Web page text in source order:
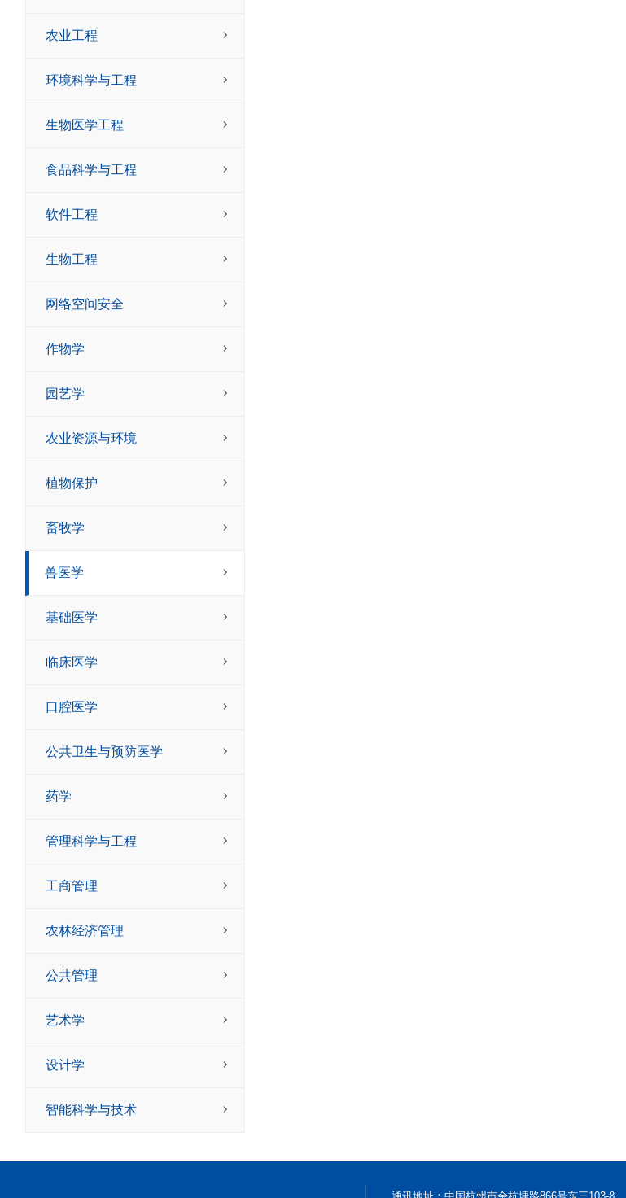
农业工程
环境科学与工程
生物医学工程
食品科学与工程
软件工程
生物工程
网络空间安全
作物学
园艺学
农业资源与环境
植物保护
畜牧学
兽医学
基础医学
临床医学
口腔医学
公共卫生与预防医学
药学
管理科学与工程
工商管理
农林经济管理
公共管理
艺术学
设计学
智能科学与技术